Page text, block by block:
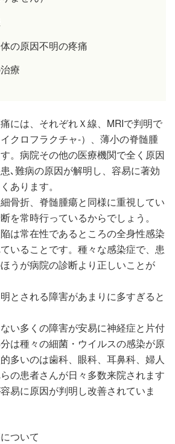
の原因不明の疼痛
療
には、それぞれＸ線、MRIで判明で
クロフラクチャ-）、薄小の脊髄腫
。病院その他の医療機関で全く原因
､難病の原因が解明し、容易に著効
あります。
骨折、脊髄腫瘍と同様に重視してい
を常時行っているからでしょう。
は常在性であるところの全身性感染
いることです。種々な感染症で、患
うが病院の診断より正しいことが
とされる障害があまりに多すぎると
い多くの障害が安易に神経症と片付
は種々の細菌・ウイルスの感染が原
多いのは歯科、眼科、耳鼻科、婦人
の患者さんが日々多数来院されます
易に原因が判明し改善されていま
ついて